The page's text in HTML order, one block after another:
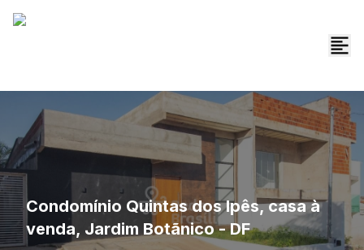
Condomínio Quintas dos Ipês, casa à
venda, Jardim Botãnico - DF